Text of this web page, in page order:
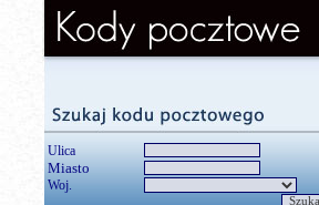
Ulica
Miasto
Woj.